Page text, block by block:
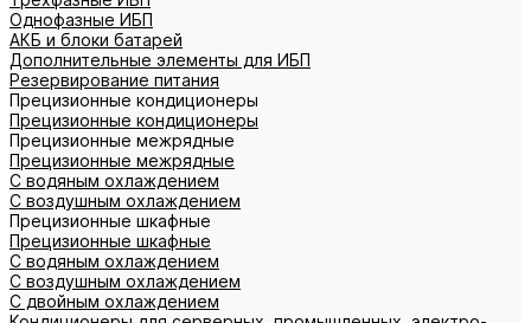
Однофазные ИБП
АКБ и блоки батарей
Дополнительные элементы для ИБП
Резервирование питания
Прецизионные кондиционеры
Прецизионные кондиционеры
Прецизионные межрядные
Прецизионные межрядные
С водяным охлаждением
С воздушным охлаждением
Прецизионные шкафные
Прецизионные шкафные
С водяным охлаждением
С воздушным охлаждением
С двойным охлаждением